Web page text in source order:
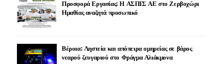
Προσφορά Εργασίας: Η ΑΣΠΙΣ ΑΕ στο Ζερβοχώρι
Ημαθίας αναζητά προσωπικό
Βέροια: Ληστεία και απόπειρα ομηρείας σε βάρος
νεαρού ζευγαριού στο Φράγμα Αλιάκμονα